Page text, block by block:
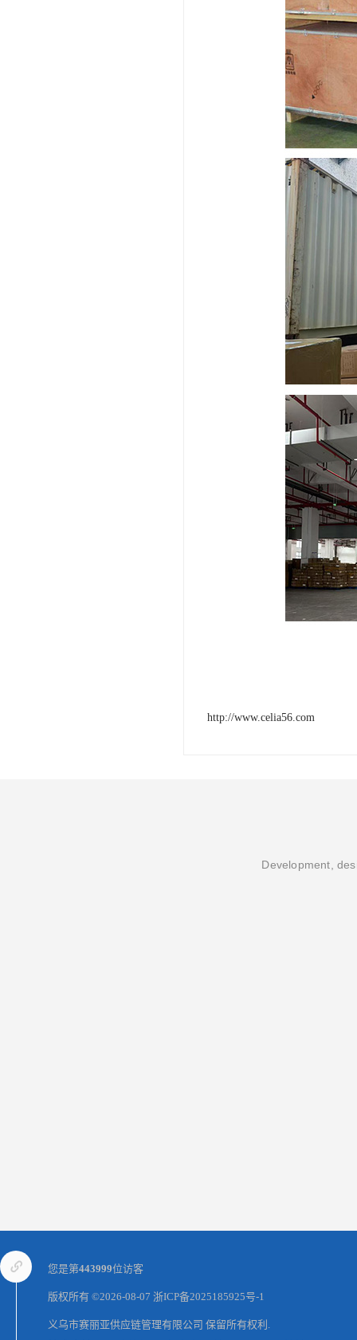
http://www.celia56.com
Development,
您是第443999位访客
版权所有 ©2026-08-07 浙ICP备2025185925号-1
义乌市赛丽亚供应链管理有限公司 保留所有权利.